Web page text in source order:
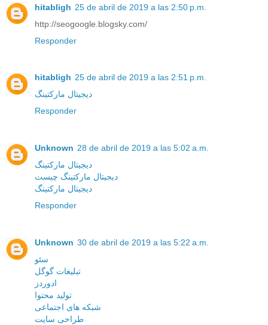
hitabligh 25 de abril de 2019 a las 2:50 p.m.
http://seogoogle.blogsky.com/
Responder
hitabligh 25 de abril de 2019 a las 2:51 p.m.
دیجیتال مارکتینگ
Responder
Unknown 28 de abril de 2019 a las 5:02 a.m.
دیجیتال مارکتینگ
دیجیتال مارکتینگ چیست
دیجیتال مارکتینگ
Responder
Unknown 30 de abril de 2019 a las 5:22 a.m.
سئو
تبلیغات گوگل
ادوردز
تولید محتوا
شبکه های اجتماعی
طراحی سایت